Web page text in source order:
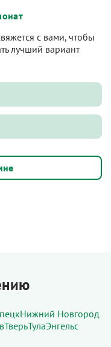
с вами, чтобы
лучший вариант
Нижний Новгород
ТверьТулаЭнгельс